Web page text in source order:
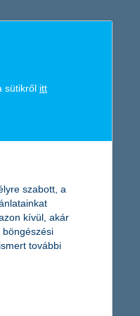
alapján hazai
sütikről itt
szabott, a
kívül, akár
böngészési
további